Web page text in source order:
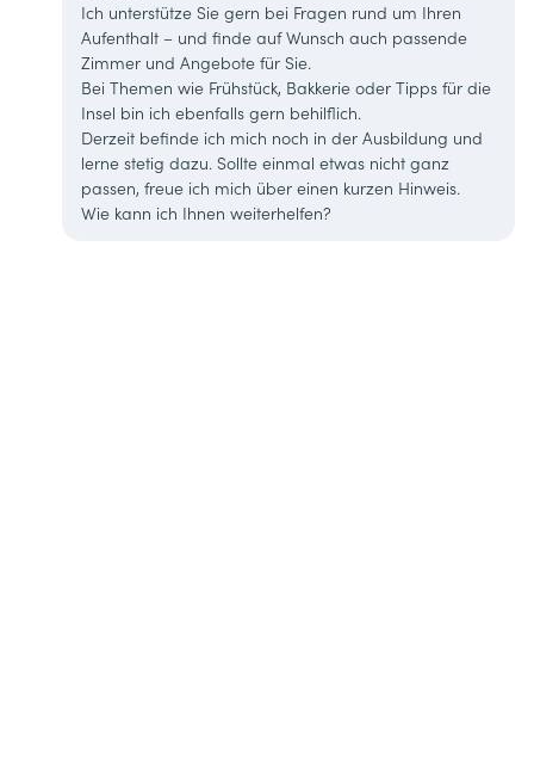
Ich unterstütze Sie gern bei Fragen rund um Ihren
Aufenthalt – und finde auf Wunsch auch passende
Zimmer und Angebote für Sie.
Bei Themen wie Frühstück, Bakkerie oder Tipps für die
Insel bin ich ebenfalls gern behilflich.
Derzeit befinde ich mich noch in der Ausbildung und
lerne stetig dazu. Sollte einmal etwas nicht ganz
passen, freue ich mich über einen kurzen Hinweis.
Wie kann ich Ihnen weiterhelfen?